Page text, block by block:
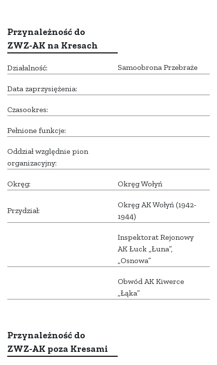
Przynależność do
ZWZ-AK na Kresach
Działalność: Samoobrona Przebraże
Data zaprzysiężenia:
Czasookres:
Pełnione funkcje:
Oddział względnie pion
organizacyjny:
Okręg: Okręg Wołyń
Przydział:
Okręg AK Wołyń (1942-
1944)
Inspektorat Rejonowy
AK Łuck „Łuna”,
„Osnowa”
Obwód AK Kiwerce
„Łąka”
Przynależność do
ZWZ-AK poza Kresami